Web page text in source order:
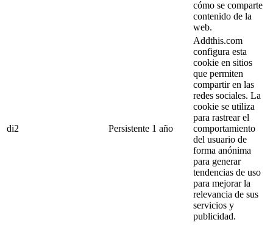
cómo se comparte
contenido de la
web.
di2 Persistente 1 año
Addthis.com
configura esta
cookie en sitios
que permiten
compartir en las
redes sociales. La
cookie se utiliza
para rastrear el
comportamiento
del usuario de
forma anónima
para generar
tendencias de uso
para mejorar la
relevancia de sus
servicios y
publicidad.